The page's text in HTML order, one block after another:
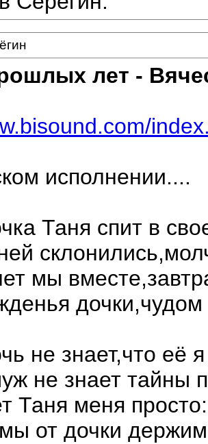
лет -
исполнении....
Таня спит в
мы
дочки,чудом
не знает,что её
не знает тайны
Таня меня
от дочки